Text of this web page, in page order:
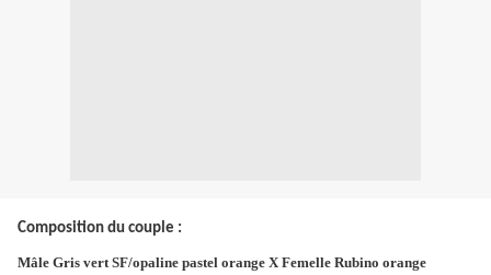
Composition du couple :
Mâle Gris vert SF/opaline pastel orange X Femelle Rubino orange